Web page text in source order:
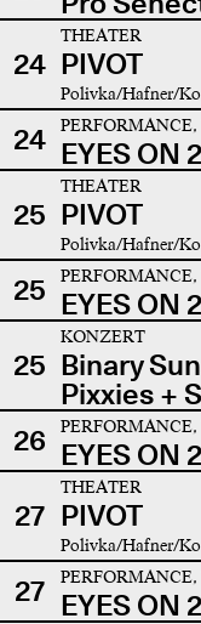
24
THEATER
PIVOT
Polivka/Hafner/
24 EYES ON
25
THEATER
PIVOT
Polivka/Hafner/
25 EYES ON
25
KONZERT
Binary
Pixxies +
26 EYES ON
27
THEATER
PIVOT
Polivka/Hafner/
27 EYES ON